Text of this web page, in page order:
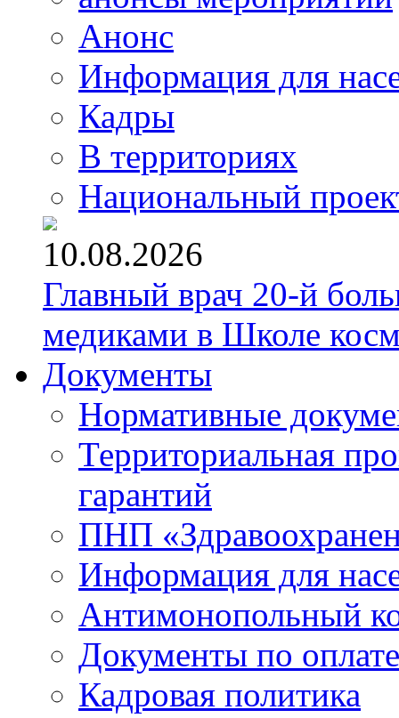
Анонс
Информация для
Кадры
В территориях
Национальный
10.08.2026
Главный врач 20-й
медиками в Школе
Документы
Нормативные
Территориальная
гарантий
ПНП
Информация для
Антимонопольный
Документы по
Кадровая политика